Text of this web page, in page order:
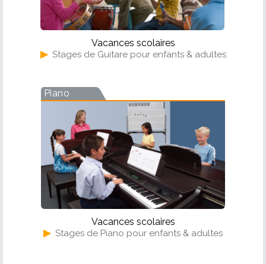
Vacances scolaires
▶ Stages de Guitare pour enfants & adultes
Piano
Vacances scolaires
▶ Stages de Piano pour enfants & adultes